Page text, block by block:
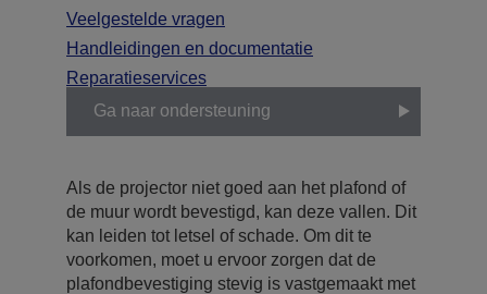
Veelgestelde vragen
Handleidingen en documentatie
Reparatieservices
Ga naar ondersteuning
Als de projector niet goed aan het plafond of
de muur wordt bevestigd, kan deze vallen. Dit
kan leiden tot letsel of schade. Om dit te
voorkomen, moet u ervoor zorgen dat de
plafondbevestiging stevig is vastgemaakt met